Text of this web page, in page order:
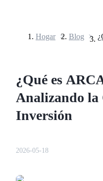
Futuros del USDT
Hogar > Blog >
¿Qué es
Analizando
Inversión
2026-05-18